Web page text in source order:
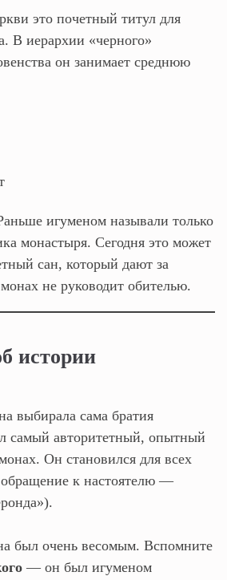
это почетный титул для
В иерархии «черного»
он занимает среднюю
игуменом называли только
монастыря. Сегодня это может
сан, который дают за
не руководит обителью.
истории
выбирала сама братия
самый авторитетный, опытный
Он становился для всех
к настоятелю —
был очень весомым. Вспомните
— он был игуменом